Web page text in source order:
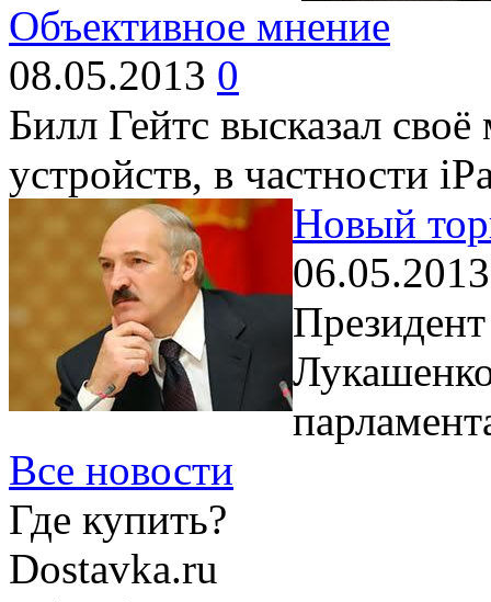
Объективное мнение
08.05.2013 0
Билл Гейтс высказал
устройств, в частности
Новый
Все новости
Где купить?
Dostavka.ru